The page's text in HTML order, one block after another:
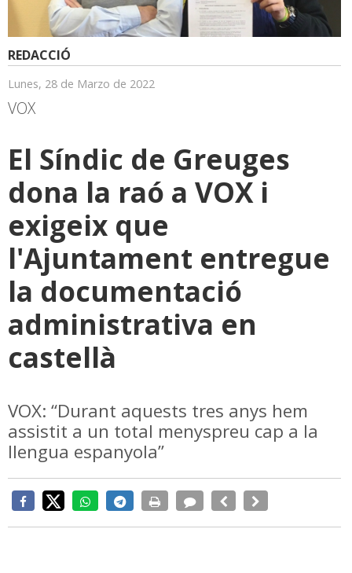
REDACCIÓ
Lunes, 28 de Marzo de 2022
VOX
El Síndic de Greuges
dona la raó a VOX i
exigeix que
l'Ajuntament entregue
la documentació
administrativa en
castellà
VOX: “Durant aquests tres anys hem
assistit a un total menyspreu cap a la
llengua espanyola”